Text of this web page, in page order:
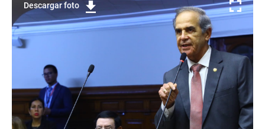
Descargar foto